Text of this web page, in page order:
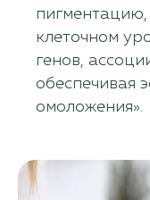
клеточном
генов,
обеспечивая
омоложения».